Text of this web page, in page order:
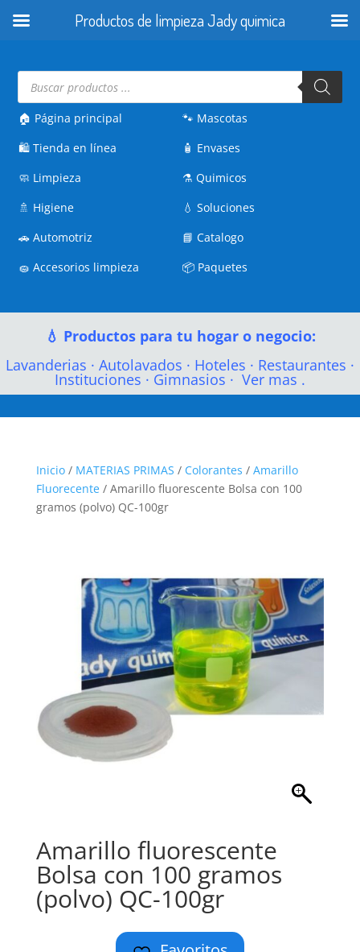
Búsqueda
productos
🏠 Página principal
🛍️Tienda en línea
🧼 Limpieza
🚿 Higiene
🚗Automotriz
🧽Accesorios limpieza
🐾 Mascotas
🧴 Envases
⚗️Quimicos
💧Soluciones
📘Catalogo
📦 Paquetes
💧 Productos para tu hogar o negocio:
Lavanderias · Autolavados · Hoteles · Restaurantes ·
Instituciones · Gimnasios · Ver mas .
Inicio/ MATERIAS PRIMAS / Colorantes / Amarillo
Fluorecente/ Amarillo fluorescente Bolsa con 100
gramos (polvo) QC-100gr
Amarillo fluorescente
Bolsa con 100 gramos
(polvo) QC-100gr
Productos de limpieza Jady quimica